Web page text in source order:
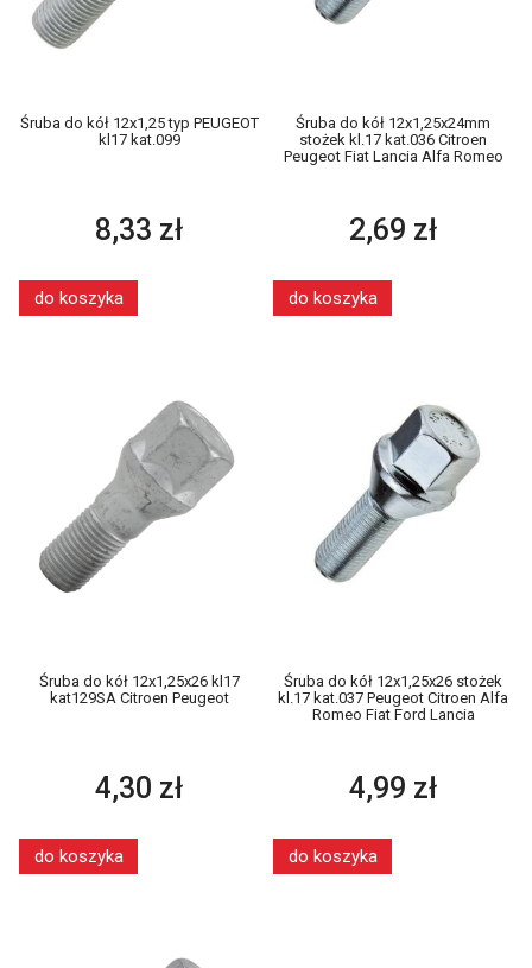
Śruba do kół 12x1,25 typ PEUGEOT
kl17 kat.099
8,33 zł
do koszyka
Śruba do kół 12x1,25x24mm
stożek kl.17 kat.036 Citroen
Peugeot Fiat Lancia Alfa Romeo
2,69 zł
do koszyka
Śruba do kół 12x1,25x26 kl17
kat129SA Citroen Peugeot
4,30 zł
do koszyka
Śruba do kół 12x1,25x26 stożek
kl.17 kat.037 Peugeot Citroen Alfa
Romeo Fiat Ford Lancia
4,99 zł
do koszyka